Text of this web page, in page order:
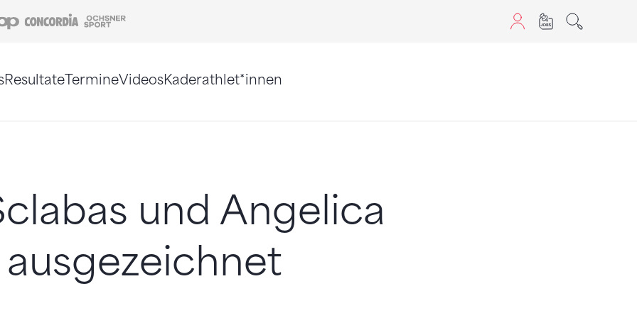
Coop Concordia
ResultateTermineVideosKaderathlet*innen
und Angelica